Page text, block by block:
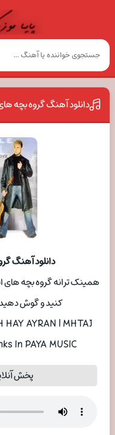
دانلود آهنگ گروه بچه
دانلود آهنگ
همینک ترانه گروه بچه های
کنید و گوش
AYRAN | MHTAJ
In PAYA MUSIC
پخش